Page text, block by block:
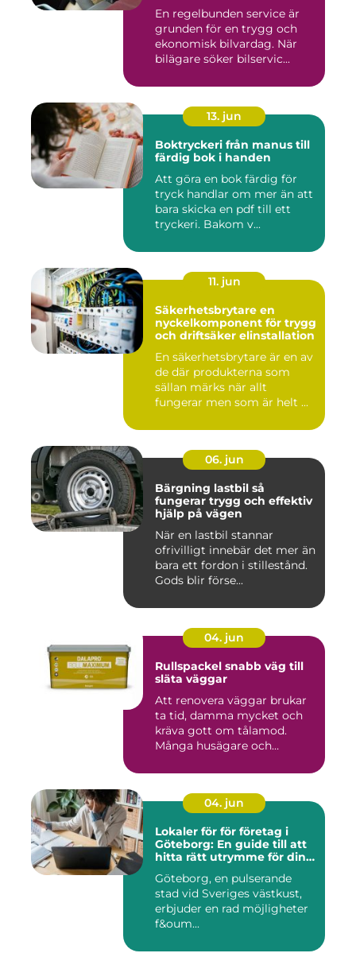
En regelbunden service är
grunden för en trygg och
ekonomisk bilvardag. När
bilägare söker bilservic...
13. jun
Boktryckeri från manus till
färdig bok i handen
Att göra en bok färdig för
tryck handlar om mer än att
bara skicka en pdf till ett
tryckeri. Bakom v...
11. jun
Säkerhetsbrytare en
nyckelkomponent för trygg
och driftsäker elinstallation
En säkerhetsbrytare är en av
de där produkterna som
sällan märks när allt
fungerar men som är helt ...
06. jun
Bärgning lastbil så
fungerar trygg och effektiv
hjälp på vägen
När en lastbil stannar
ofrivilligt innebär det mer än
bara ett fordon i stillestånd.
Gods blir förse...
04. jun
Rullspackel snabb väg till
släta väggar
Att renovera väggar brukar
ta tid, damma mycket och
kräva gott om tålamod.
Många husägare och
04. jun
Lokaler för för företag i
Göteborg: En guide till att
hitta rätt utrymme för din
Göteborg, en pulserande
stad vid Sveriges västkust,
erbjuder en rad möjligheter
f&oum...